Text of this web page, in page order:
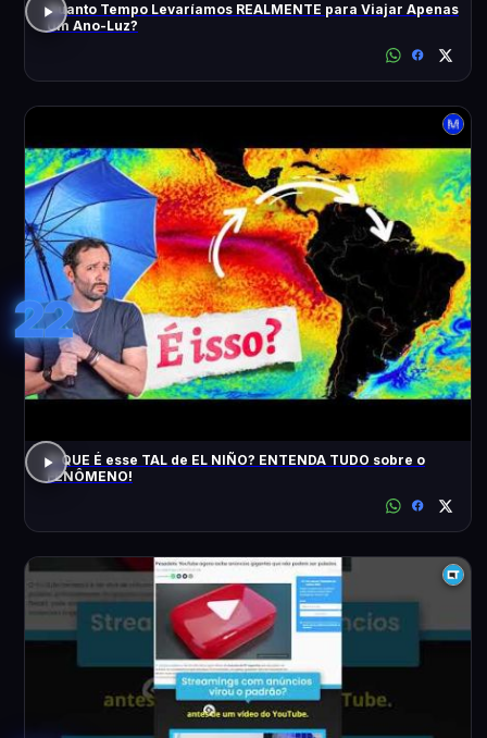
Quanto Tempo Levaríamos REALMENTE para Viajar Apenas
Um Ano-Luz?
22
O QUE É esse TAL de EL NIÑO? ENTENDA TUDO sobre o
FENÔMENO!